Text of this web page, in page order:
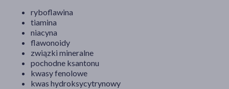
ryboflawina
tiamina
niacyna
flawonoidy
związki mineralne
pochodne ksantonu
kwasy fenolowe
kwas hydroksycytrynowy